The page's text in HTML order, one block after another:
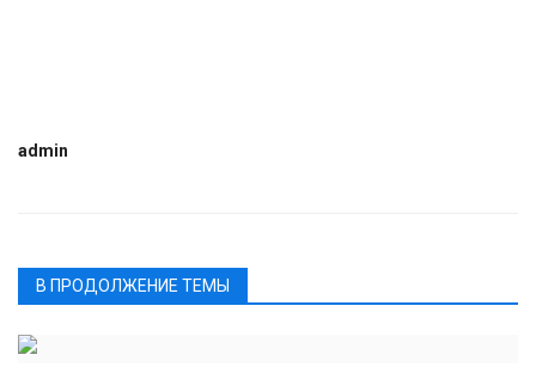
admin
В ПРОДОЛЖЕНИЕ ТЕМЫ